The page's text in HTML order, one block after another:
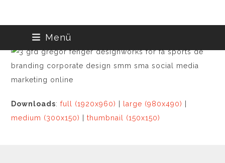
Menü
Downloads:full (1920x960) large (980x490)
medium (300x150)
|thumbnail (150x150)